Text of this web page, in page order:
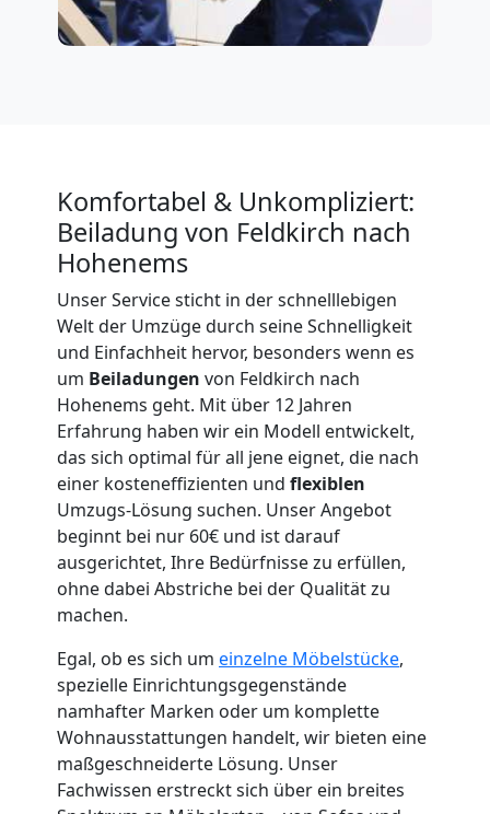
Komfortabel & Unkompliziert:
Beiladung von Feldkirch nach
Hohenems
Unser Service sticht in der schnelllebigen
Welt der Umzüge durch seine Schnelligkeit
und Einfachheit hervor, besonders wenn es
um Beiladungen von Feldkirch nach
Hohenems geht. Mit über 12 Jahren
Erfahrung haben wir ein Modell entwickelt,
das sich optimal für all jene eignet, die nach
einer kosteneffizienten und flexiblen
Umzugs-Lösung suchen. Unser Angebot
beginnt bei nur 60€ und ist darauf
ausgerichtet, Ihre Bedürfnisse zu erfüllen,
ohne dabei Abstriche bei der Qualität zu
machen.
Egal, ob es sich um einzelne Möbelstücke,
spezielle Einrichtungsgegenstände
namhafter Marken oder um komplette
Wohnausstattungen handelt, wir bieten eine
maßgeschneiderte Lösung. Unser
Fachwissen erstreckt sich über ein breites
Umzugshelfer
Feldkirch
Möbeltaxi
Feldkirch
Kleintransport
Feldkirch